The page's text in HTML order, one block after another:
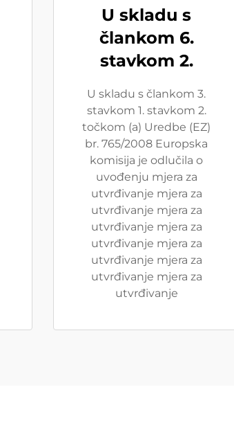
U skladu s
člankom 6.
stavkom 2.
U skladu s člankom 3.
stavkom 1. stavkom 2.
točkom (a) Uredbe (EZ)
br. 765/2008 Europska
komisija je odlučila o
uvođenju mjera za
utvrđivanje mjera za
utvrđivanje mjera za
utvrđivanje mjera za
utvrđivanje mjera za
utvrđivanje mjera za
utvrđivanje mjera za
utvrđivanje